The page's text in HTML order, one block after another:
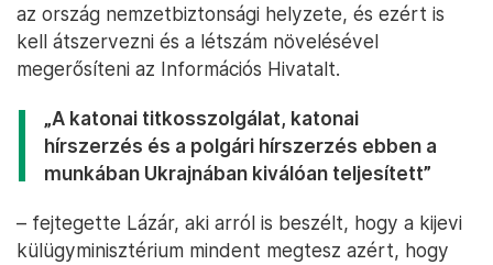
az ország nemzetbiztonsági helyzete, és ezért is
kell átszervezni és a létszám növelésével
megerősíteni az Információs Hivatalt.
„A katonai titkosszolgálat, katonai
hírszerzés és a polgári hírszerzés ebben a
munkában Ukrajnában kiválóan teljesített”
– fejtegette Lázár, aki arról is beszélt, hogy a kijevi
külügyminisztérium mindent megtesz azért, hogy